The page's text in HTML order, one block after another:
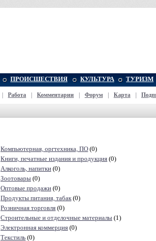
ПРОИСШЕСТВИЯ КУЛЬТУРА ТУРИЗМ
Работа Комментарии Форум Карта
Компьютерная, оргтехника, ПО (0)
Книги, печатные издания и продукция (0)
Алкоголь, напитки (0)
Зоотовары (0)
Оптовые продажи (0)
Продукты питания, табак(0)
Розничная торговля (0)
Строительные и отделочные материалы (1)
Электронная коммерция (0)
Текстиль (0)